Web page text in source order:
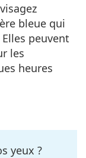
bleue qui
peuvent
les
heures
yeux ?